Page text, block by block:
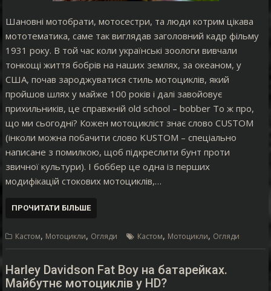
Шановні мотобрати, мотосестри, та люди котрим цікава
мототематика, саме так виглядав заголовний кадр фільму
1931 року. В той час коли українські зоологи вивчали
тонкощі життя бобрів на наших землях, за океаном, у
США, почав зароджуватися стиль мотоциклів, який
пройшов шлях у майже 100 років і далі завойовує
прихильників, це справжній old school – bobber То ж про,
що ми сьогодні? Кожен мотоцикліст знає слово CUSTOM
(інколи можна побачити слово KUSTOM – спеціально
написане з помилкою, щоб підкреслити бунт проти
звичної культури). І боббер це одна із перших
модифікацій стокових мотоциклів,…
ПРОЧИТАТИ БІЛЬШЕ
Кастом, Мотоцикли, Огляди Кастом, Мотоцикли, Огляди
Harley Davidson Fat Boy на батарейках.
Майбутнє мотоциклів у HD?